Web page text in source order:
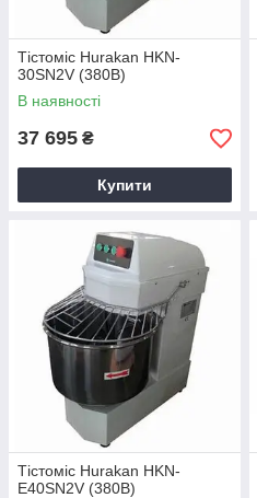
Тістоміс Hurakan HKN-
30SN2V (380В)
В наявності
37 695 ₴
Купити
Тістоміс Hurakan HKN-
E40SN2V (380В)